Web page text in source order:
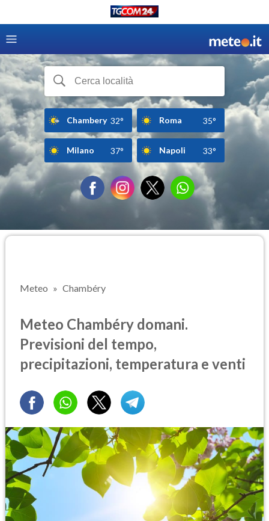
Chambery 32° Roma 35°
Milano 37° Napoli 33°
Meteo Chambéry
Meteo Chambéry domani.
Previsioni del tempo,
precipitazioni, temperatura e venti